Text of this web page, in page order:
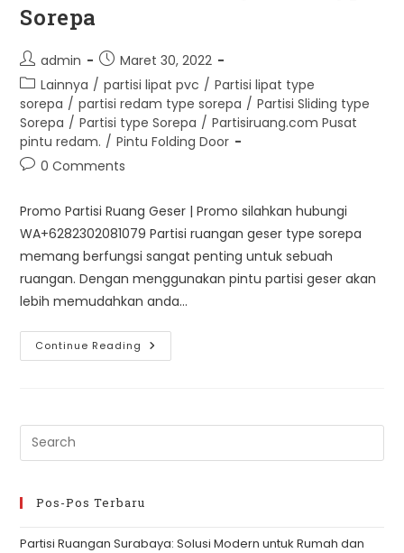
Sorepa
Post
author:
admin
Post
published:
Maret 30, 2022
Post
category:
Lainnya / partisi lipat pvc / Partisi lipat type
sorepa / partisi redam type sorepa / Partisi Sliding type
Sorepa / Partisi type Sorepa / Partisiruang.com Pusat
pintu redam. / Pintu Folding Door
Post0 Comments
Promo Partisi Ruang Geser | Promo silahkan hubungi
WA+6282302081079 Partisi ruangan geser type sorepa
memang berfungsi sangat penting untuk sebuah
ruangan. Dengan menggunakan pintu partisi geser akan
lebih memudahkan anda…
Continue Reading Promo
Partisi
Pos-Pos Terbaru
Partisi Ruangan Surabaya: Solusi Modern untuk Rumah dan